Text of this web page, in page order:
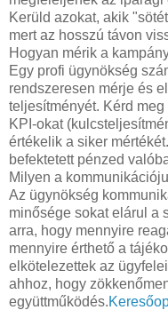
Kerüld azokat, akik
mert az hosszú távon
Hogyan mérik a
Egy profi ügynökség
rendszeresen mérje és
teljesítményét. Kérd
KPI-okat
értékelik a siker
befektetett pénzed
Milyen a
Az ügynökség
minősége sokat elárul a
arra, hogy mennyire
mennyire érthető a
elkötelezettek az
ahhoz, hogy
együttműködés.